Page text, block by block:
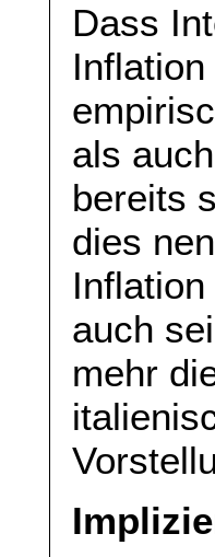
Dass
als
bereits
dies
auch
mehr